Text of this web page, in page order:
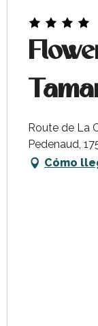
Route de La
Pedenaud,
Cómo